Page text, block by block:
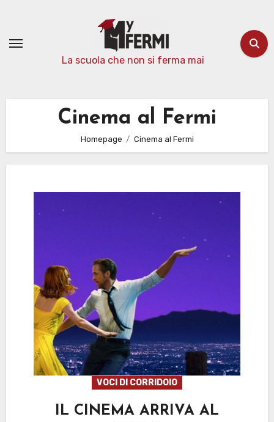
contenuto
La scuola che non si ferma mai
Cinema al Fermi
Homepage Cinema al Fermi
VOCI DI CORRIDOIO
IL CINEMA ARRIVA AL